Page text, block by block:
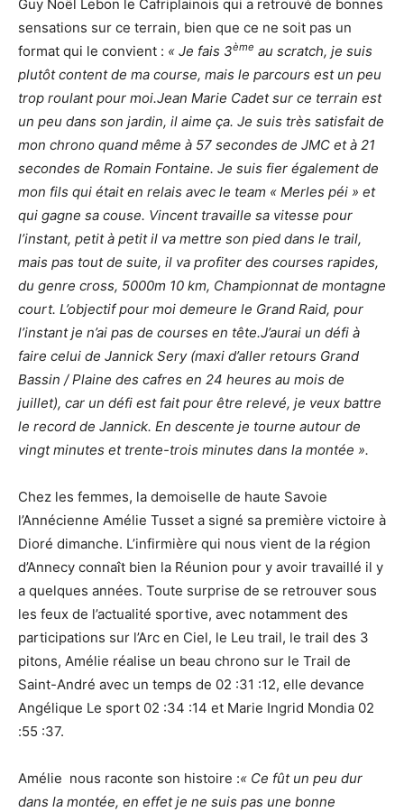
Guy Noël Lebon le Cafriplainois qui a retrouvé de bonnes
sensations sur ce terrain, bien que ce ne soit pas un
format qui le convient : « Je fais 3ème au scratch, je suis
plutôt content de ma course, mais le parcours est un peu
trop roulant pour moi.Jean Marie Cadet sur ce terrain est
un peu dans son jardin, il aime ça. Je suis très satisfait de
mon chrono quand même à 57 secondes de JMC et à 21
secondes de Romain Fontaine. Je suis fier également de
mon fils qui était en relais avec le team « Merles péi » et
qui gagne sa couse. Vincent travaille sa vitesse pour
l’instant, petit à petit il va mettre son pied dans le trail,
mais pas tout de suite, il va profiter des courses rapides,
du genre cross, 5000m 10 km, Championnat de montagne
court. L’objectif pour moi demeure le Grand Raid, pour
l’instant je n’ai pas de courses en tête.J’aurai un défi à
faire celui de Jannick Sery (maxi d’aller retours Grand
Bassin / Plaine des cafres en 24 heures au mois de
juillet), car un défi est fait pour être relevé, je veux battre
le record de Jannick. En descente je tourne autour de
vingt minutes et trente-trois minutes dans la montée ».
Chez les femmes, la demoiselle de haute Savoie
l’Annécienne Amélie Tusset a signé sa première victoire à
Dioré dimanche. L’infirmière qui nous vient de la région
d’Annecy connaît bien la Réunion pour y avoir travaillé il y
a quelques années. Toute surprise de se retrouver sous
les feux de l’actualité sportive, avec notamment des
participations sur l’Arc en Ciel, le Leu trail, le trail des 3
pitons, Amélie réalise un beau chrono sur le Trail de
Saint-André avec un temps de 02 :31 :12, elle devance
Angélique Le sport 02 :34 :14 et Marie Ingrid Mondia 02
:55 :37.
Amélie nous raconte son histoire :« Ce fût un peu dur
dans la montée, en effet je ne suis pas une bonne